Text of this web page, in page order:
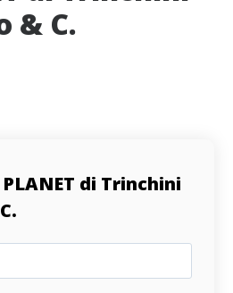
& C.
PLANET di Trinchini